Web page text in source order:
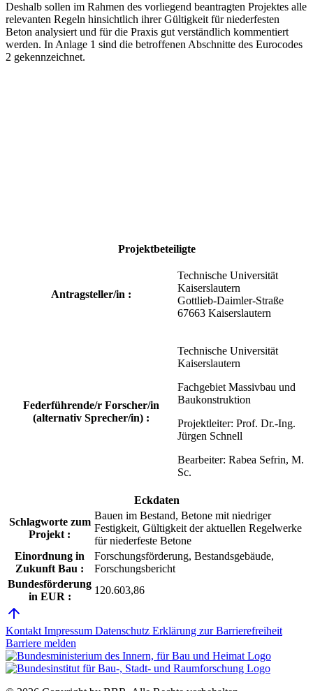
Deshalb sollen im Rahmen des vorliegend beantragten Projektes alle
relevanten Regeln hinsichtlich ihrer Gültigkeit für niederfesten
Beton analysiert und für die Praxis gut verständlich kommentiert
werden. In Anlage 1 sind die betroffenen Abschnitte des Eurocodes
2 gekennzeichnet.
Projektbeteiligte
Antragsteller/in :
Technische Universität
Kaiserslautern
Gottlieb-Daimler-Straße
67663 Kaiserslautern
Federführende/r Forscher/in
(alternativ Sprecher/in) :
Technische Universität
Kaiserslautern
Fachgebiet Massivbau und
Baukonstruktion
Projektleiter: Prof. Dr.-Ing.
Jürgen Schnell
Bearbeiter: Rabea Sefrin, M.
Sc.
Eckdaten
Schlagworte zum
Projekt :
Bauen im Bestand, Betone mit niedriger
Festigkeit, Gültigkeit der aktuellen Regelwerke
für niederfeste Betone
Einordnung in
Zukunft Bau :
Forschungsförderung, Bestandsgebäude,
Forschungsbericht
Bundesförderung
in EUR :
120.603,86
Kontakt Impressum Datenschutz Erklärung zur Barrierefreiheit
Barriere melden